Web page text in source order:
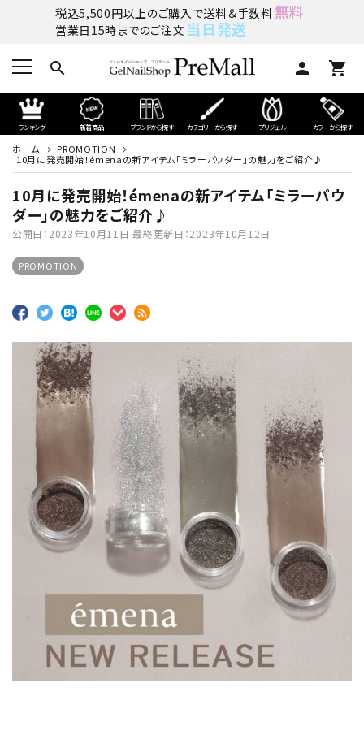
税込5,500円以上のご購入で送料＆手数料無料
営業日15時までのご注文 当日発送
search person shopping_cart
ランキング 新着商品 ブランドから探す カテゴリーから探す プリジェル カラーから探す
ホーム
PROMOTION
10月に発売開始！émenaの新アイテム「ミラーパウダー」の魅力をご紹介♪
10月に発売開始！émenaの新アイテム「ミラーパウ
ダー」の魅力をご紹介♪
公開日： 2023年10月11日 最終更新日：2023年10月12日
PROMOTION